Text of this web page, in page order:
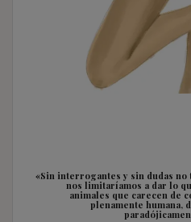
«Sin interrogantes y sin dudas
nos limitaríamos a dar lo
animales que carecen de
plenamente humana,